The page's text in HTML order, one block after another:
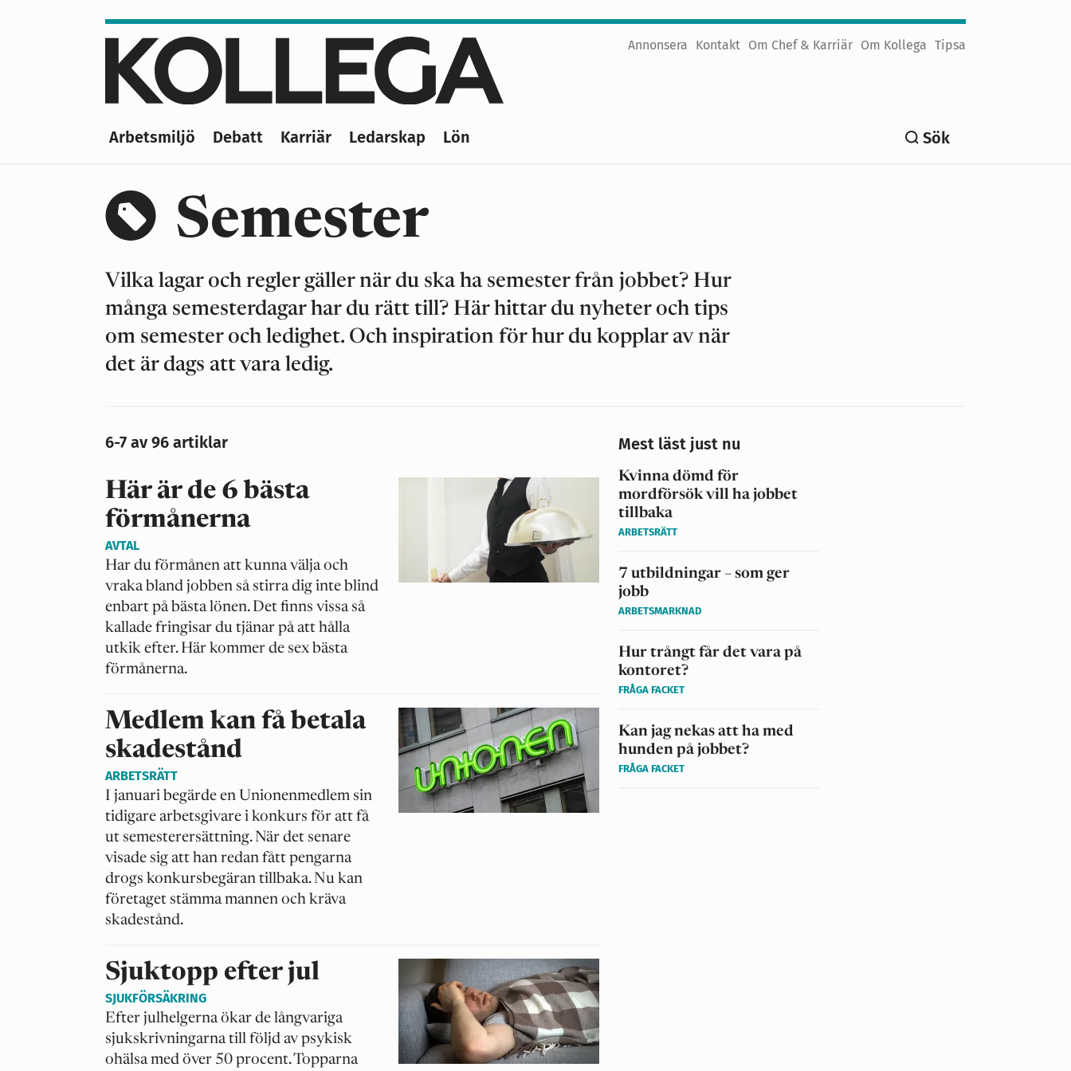
Annonsera Kontakt Om Chef & Karriär Om Kollega Tipsa
Arbetsmiljö Debatt Karriär Ledarskap Lön Sök
Semester
Vilka lagar och regler gäller när du ska ha semester från jobbet? Hur
många semesterdagar har du rätt till? Här hittar du nyheter och tips
om semester och ledighet. Och inspiration för hur du kopplar av när
det är dags att vara ledig.
6-7 av 96 artiklar
Här är de 6 bästa
förmånerna
Har du förmånen att kunna välja och
vraka bland jobben så stirra dig inte blind
enbart på bästa lönen. Det finns vissa så
kallade fringisar du tjänar på att hålla
utkik efter. Här kommer de sex bästa
förmånerna.
AVTAL
Medlem kan få betala
skadestånd
I januari begärde en Unionenmedlem sin
tidigare arbetsgivare i konkurs för att få
ut semesterersättning. När det senare
visade sig att han redan fått pengarna
drogs konkursbegäran tillbaka. Nu kan
företaget stämma mannen och kräva
skadestånd.
ARBETSRÄTT
Sjuktopp efter jul
Efter julhelgerna ökar de långvariga
sjukskrivningarna till följd av psykisk
ohälsa med över 50 procent. Topparna
SJUKFÖRSÄKRING
Mest läst just nu
Kvinna dömd för
mordförsök vill ha jobbet
tillbaka
ARBETSRÄTT
7 utbildningar – som ger
jobb
ARBETSMARKNAD
Hur trångt får det vara på
kontoret?
FRÅGA FACKET
Kan jag nekas att ha med
hunden på jobbet?
FRÅGA FACKET